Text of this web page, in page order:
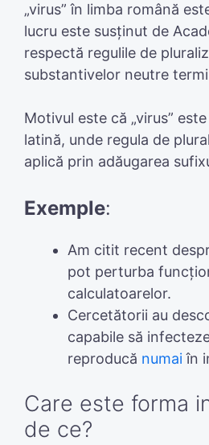
„virus” în limba română
lucru este susținut de
respectă regulile de
substantivelor neutre
Motivul este că „virus”
latină, unde regula de
aplică prin adăugarea
Exemple:
Am citit recent
pot perturba
calculatoarelor.
Cercetătorii au
capabile să
reproducă numaiîn
Care este forma
de ce?